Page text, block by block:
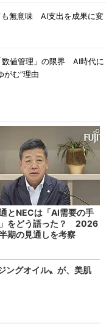
も無意味 AI支出を成果に変
数値管理」の限界 AI時代に
がむ”理由
とNECは「AI需要の手
をどう語った？ 2026
期の見通しを考察
ングオイル〟が、美肌